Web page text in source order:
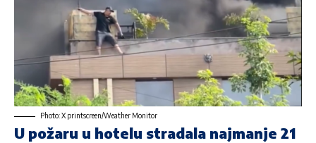
Photo: X printscreen/Weather Monitor
U požaru u hotelu stradala najmanje 21